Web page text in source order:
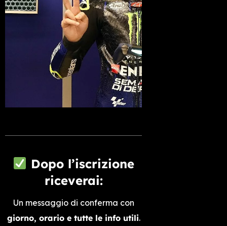
Dopo l’iscrizione
riceverai:
Un messaggio di conferma con
giorno, orario e tutte le info utili.